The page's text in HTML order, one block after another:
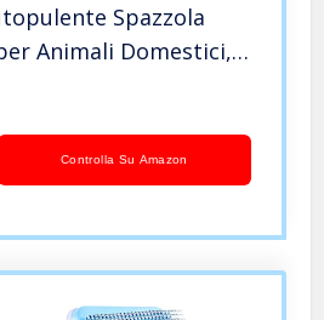
Spazzola
Animali Domestici,
Un Pulsante per
Controlla Su Amazon